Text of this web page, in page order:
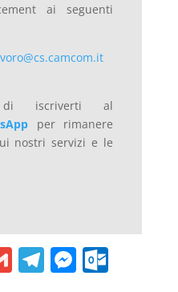
ai seguenti
di iscriverti al
per rimanere
nostri servizi e le
G T M O